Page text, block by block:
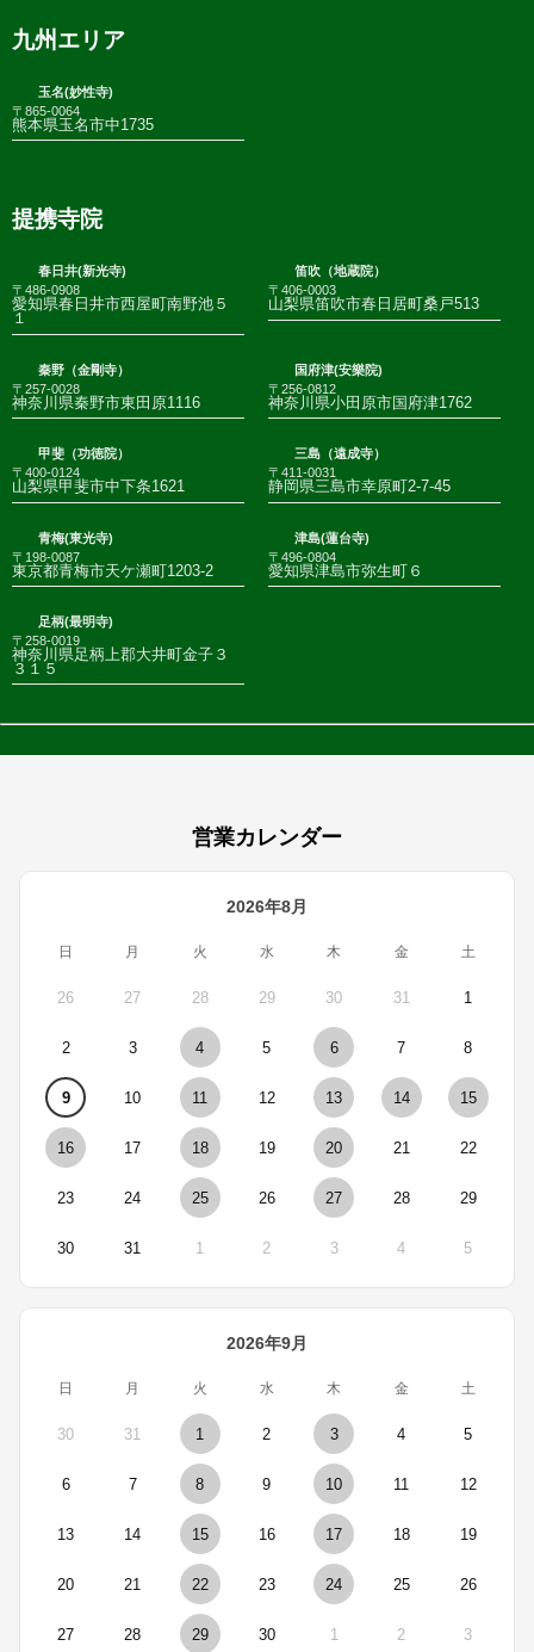
九州エリア
玉名(妙性寺)
〒865-0064
熊本県玉名市中1735
提携寺院
春日井(新光寺)
〒486-0908
愛知県春日井市西屋町南野池５
１
笛吹（地蔵院）
〒406-0003
山梨県笛吹市春日居町桑戸513
秦野（金剛寺）
〒257-0028
神奈川県秦野市東田原1116
国府津(安樂院)
〒256-0812
神奈川県小田原市国府津1762
甲斐（功徳院）
〒400-0124
山梨県甲斐市中下条1621
三島（遠成寺）
〒411-0031
静岡県三島市幸原町2-7-45
青梅(東光寺)
〒198-0087
東京都青梅市天ケ瀬町1203-2
津島(蓮台寺)
〒496-0804
愛知県津島市弥生町６
足柄(最明寺)
〒258-0019
神奈川県足柄上郡大井町金子３
３１５
営業カレンダー
2026年8月
日 月 火 水 木 金 土
26 27 28 29 30 31 1
2 3 4 5 6 7 8
9 10 11 12 13 14 15
16 17 18 19 20 21 22
23 24 25 26 27 28 29
30 31 1 2 3 4 5
2026年9月
日 月 火 水 木 金 土
30 31 1 2 3 4 5
6 7 8 9 10 11 12
13 14 15 16 17 18 19
20 21 22 23 24 25 26
27 28 29 30 1 2 3